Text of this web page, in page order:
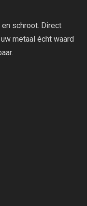
schroot. Direct
metaal écht waard